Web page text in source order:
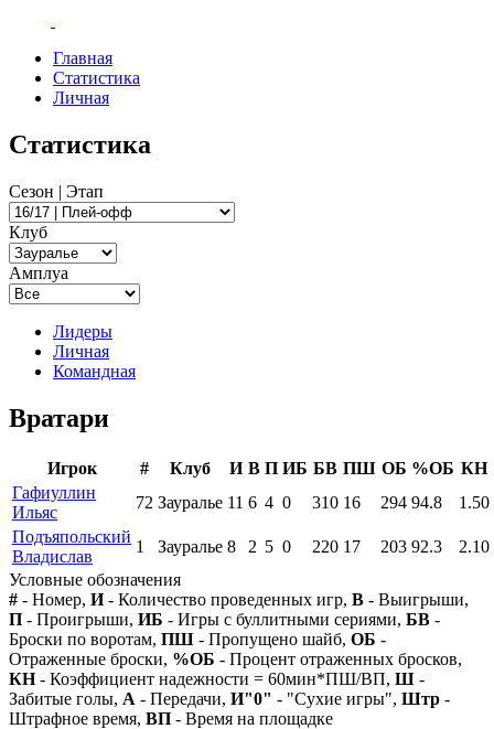
Главная
Статистика
Личная
Статистика
Сезон | Этап
Клуб
Амплуа
Лидеры
Личная
Командная
Вратари
Игрок # Клуб И В П ИБ БВ ПШ ОБ %ОБ КН
Гафиуллин
Ильяс
72 Зауралье 11 6 4 0 310 16 294 94.8
1.50
Подъяпольский
Владислав
1 Зауралье 8 2 5 0 220 17 203 92.3
2.10
Условные обозначения
# - Номер, И- Количество проведенных игр, В - Выигрыши,
П - Проигрыши, ИБ - Игры с буллитными сериями, БВ -
Броски по воротам, ПШ - Пропущено шайб, ОБ -
Отраженные броски, %ОБ - Процент отраженных бросков,
КН- Коэффициент надежности = 60мин*ПШ/ВП, Ш -
Забитые голы, А - Передачи, И"0" - "Сухие игры", Штр -
Штрафное время, ВП - Время на площадке